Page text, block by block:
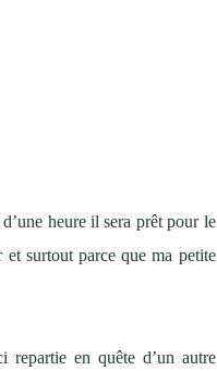
heure il sera prêt pour le
et surtout parce que ma petite
repartie en quête d’un autre